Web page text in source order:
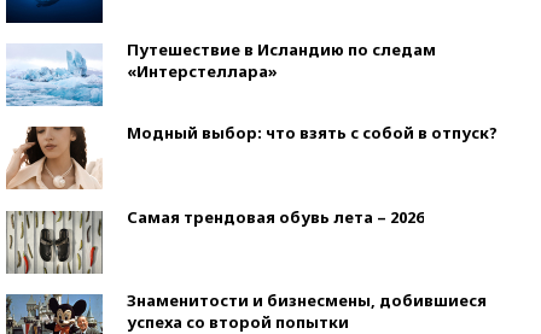
Путешествие в Исландию по следам
«Интерстеллара»
Модный выбор: что взять с собой в отпуск?
Самая трендовая обувь лета – 2026
Знаменитости и бизнесмены, добившиеся
успеха со второй попытки